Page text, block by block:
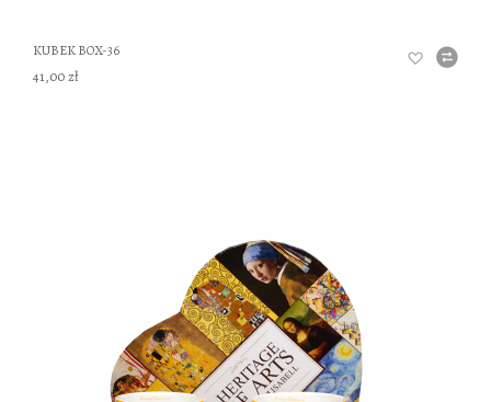
KUBEK BOX-36
41,00 zł